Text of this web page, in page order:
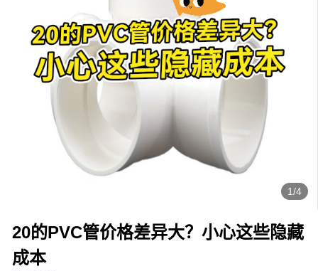
1/4
20的PVC管价格差异大？小心这些隐藏
成本